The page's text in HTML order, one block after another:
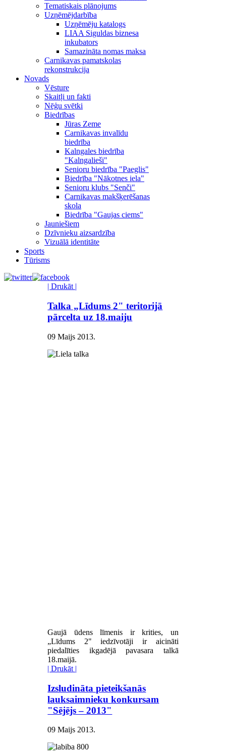
Tematiskais plānojums
Uzņēmējdarbība
Uzņēmēju katalogs
LIAA Siguldas biznesa
inkubators
Samazināta nomas maksa
Carnikavas pamatskolas
rekonstrukcija
Novads
Vēsture
Skaitļi un fakti
Nēģu svētki
Biedrības
Jūras Zeme
Carnikavas invalīdu
biedrība
Kalngales biedrība
"Kalngalieši"
Senioru biedrība "Paeglis"
Biedrība "Nākotnes iela"
Senioru klubs "Senči"
Carnikavas makšķerēšanas
skola
Biedrība "Gaujas ciems"
Jauniešiem
Dzīvnieku aizsardzība
Vizuālā identitāte
Sports
Tūrisms
| Drukāt |
Talka „Līdums 2" teritorijā
pārcelta uz 18.maiju
09 Maijs 2013.
Gaujā ūdens līmenis ir krities, un
„Līdums 2" iedzīvotāji ir aicināti
piedalīties ikgadējā pavasara talkā
18.maijā.
| Drukāt |
Izsludināta pieteikšanās
lauksaimnieku konkursam
"Sējējs – 2013"
09 Maijs 2013.